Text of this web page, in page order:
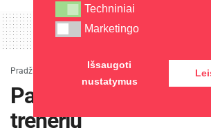
Pradžia Panevėžys »Panevėžio sporto
Panevėžio sporto
trenerių
Techniniai
Techniniai
Marketingo
Marketingo
Išsaugoti
nustatymus